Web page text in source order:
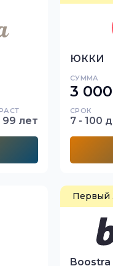
99 лет
ЮККИ
СУММА
3
СРОК
7 - 100
Первый
Boostra